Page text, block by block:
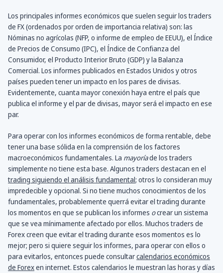
Los principales informes económicos que suelen seguir los traders
de FX (ordenados por orden de importancia relativa) son: las
Nóminas no agrícolas (NFP, o informe de empleo de EEUU), el Índice
de Precios de Consumo (IPC), el Índice de Confianza del
Consumidor, el Producto Interior Bruto (GDP) y la Balanza
Comercial. Los informes publicados en Estados Unidos y otros
países pueden tener un impacto en los pares de divisas.
Evidentemente, cuanta mayor conexión haya entre el país que
publica el informe y el par de divisas, mayor será el impacto en ese
par.
Para operar con los informes económicos de forma rentable, debe
tener una base sólida en la comprensión de los factores
macroeconómicos fundamentales. La mayoríade los traders
simplemente no tiene esta base. Algunos traders destacan en el
trading siguiendo el análisis fundamental; otros lo consideran muy
impredecible y opcional. Si no tiene muchos conocimientos de los
fundamentales, probablemente querrá evitar el trading durante
los momentos en que se publican los informes ocrear un sistema
que se vea mínimamente afectado por ellos. Muchos traders de
Forex creen que evitar el trading durante esos momentos es lo
mejor; pero si quiere seguir los informes, para operar con ellos o
para evitarlos, entonces puede consultarcalendarios económicos
de Forexen internet. Estos calendarios le muestran las horas y días